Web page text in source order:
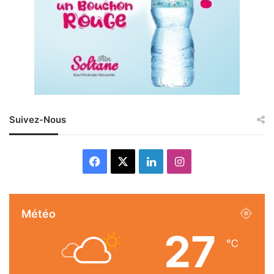
Suivez-Nous
Facebook LinkedinInstagram
Météo
27 ℃